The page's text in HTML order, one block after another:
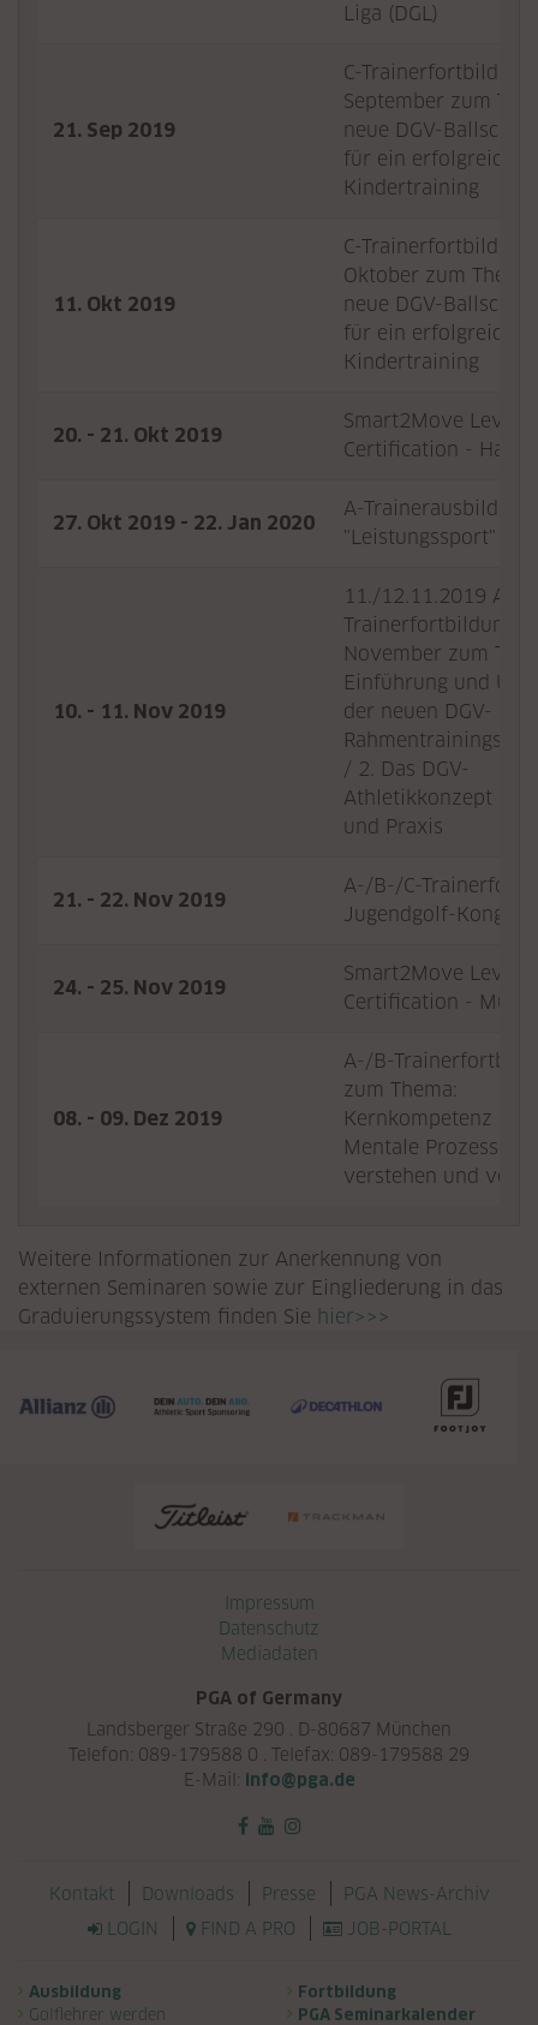
Liga (DGL)
21. Sep 2019
C-Trainerfortbildung
September zum
neue DGV-
für ein erfolgreiches
Kindertraining
11. Okt 2019
C-Trainerfortbildung
Oktober zum
neue DGV-
für ein erfolgreiches
Kindertraining
20. - 21. Okt 2019
Smart2Move Level 2
Certification -
27. Okt 2019 - 22. Jan 2020
A-
"Leistungssport"
10. - 11. Nov 2019
11./12.11.2019 A-/
Trainerfortbildungen
November zum
Einführung und
der neuen DGV-
/ 2. Das DGV-
Athletikkonzept in
und Praxis
21. - 22. Nov 2019
A-/B-/C-
Jugendgolf-
24. - 25. Nov 2019
Smart2Move Level 2
Certification -
08. - 09. Dez 2019
A-/B-
zum Thema:
Kernkompetenz
Mentale Prozesse
verstehen und
Weitere Informationen zur Anerkennung von
externen Seminaren sowie zur Eingliederung in das
Graduierungssystem finden Sie hier>>>
Impressum
Datenschutz
Mediadaten
PGA of Germany
Landsberger Straße 290 . D-80687 München
Telefon: 089-179588 0 . Telefax: 089-179588 29
E-Mail: info@pga.de
Navigation überspringen
Kontakt Downloads Presse
PGA News-Archiv
LOGIN
FIND A PRO JOB-PORTAL
Navigation überspringen
Ausbildung
Golflehrer werden
Fortbildung
PGA Seminarkalender